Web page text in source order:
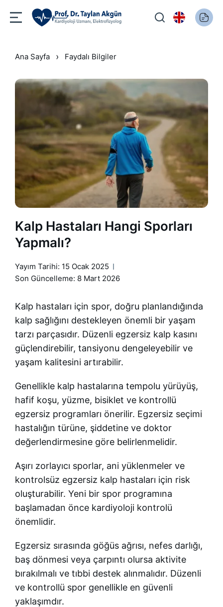
Ana Sayfa › Faydalı Bilgiler
Kalp Hastaları Hangi Sporları
Yapmalı?
Yayım Tarihi: 15 Ocak 2025
Son Güncelleme: 8 Mart 2026
Kalp hastaları için spor, doğru planlandığında
kalp sağlığını destekleyen önemli bir yaşam
tarzı parçasıdır. Düzenli egzersiz kalp kasını
güçlendirebilir, tansiyonu dengeleyebilir ve
yaşam kalitesini artırabilir.
Genellikle kalp hastalarına tempolu yürüyüş,
hafif koşu, yüzme, bisiklet ve kontrollü
egzersiz programları önerilir. Egzersiz seçimi
hastalığın türüne, şiddetine ve doktor
değerlendirmesine göre belirlenmelidir.
Aşırı zorlayıcı sporlar, ani yüklenmeler ve
kontrolsüz egzersiz kalp hastaları için risk
oluşturabilir. Yeni bir spor programına
başlamadan önce kardiyoloji kontrolü
önemlidir.
Egzersiz sırasında göğüs ağrısı, nefes darlığı,
baş dönmesi veya çarpıntı olursa aktivite
bırakılmalı ve tıbbi destek alınmalıdır. Düzenli
ve kontrollü spor genellikle en güvenli
yaklaşımdır.